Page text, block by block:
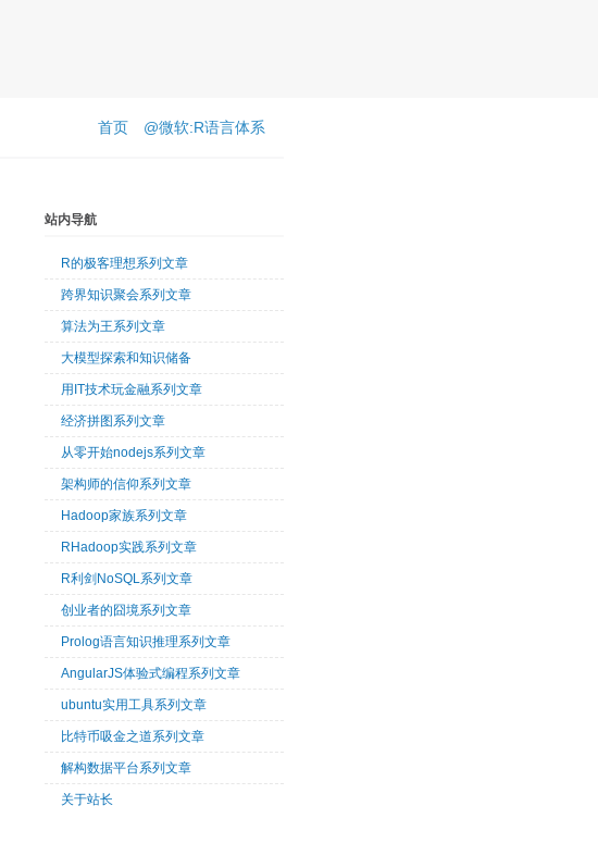
首页 @微软:R语言体系
站内导航
R的极客理想系列文章
跨界知识聚会系列文章
算法为王系列文章
大模型探索和知识储备
用IT技术玩金融系列文章
经济拼图系列文章
从零开始nodejs系列文章
架构师的信仰系列文章
Hadoop家族系列文章
RHadoop实践系列文章
R利剑NoSQL系列文章
创业者的囧境系列文章
Prolog语言知识推理系列文章
AngularJS体验式编程系列文章
ubuntu实用工具系列文章
比特币吸金之道系列文章
解构数据平台系列文章
关于站长